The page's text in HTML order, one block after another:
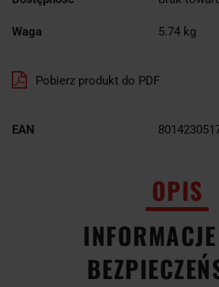
Waga 5.74 kg
Pobierz produkt do PDF
EAN
OPIS